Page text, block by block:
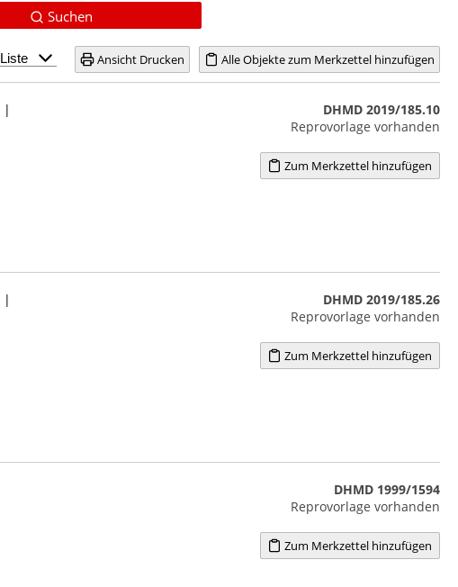
Suchen
Alle Objekte zum Merkzettel hinzufügen
Ansicht Drucken
|
DHMD 2019/185.10
Reprovorlage vorhanden
Zum Merkzettel hinzufügen
|
DHMD 2019/185.26
Reprovorlage vorhanden
Zum Merkzettel hinzufügen
DHMD 1999/1594
Reprovorlage vorhanden
Zum Merkzettel hinzufügen